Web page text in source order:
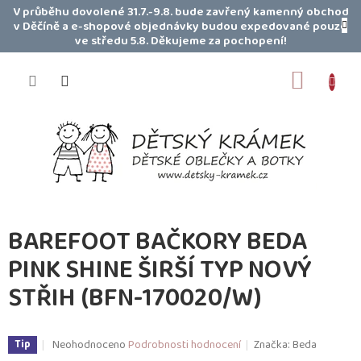
PřejítV průběhu dovolené 31.7.-9.8. bude zavřený kamenný obchod
v Děčíně a e-shopové objednávky budou expedované pouze
ve středu 5.8. Děkujeme za pochopení!
BAREFOOT BAČKORY BEDA
PINK SHINE ŠIRŠÍ TYP NOVÝ
STŘIH (BFN-170020/W)
Tip
Průměrné
NeohodnocenoPodrobnosti hodnocení Značka: Beda